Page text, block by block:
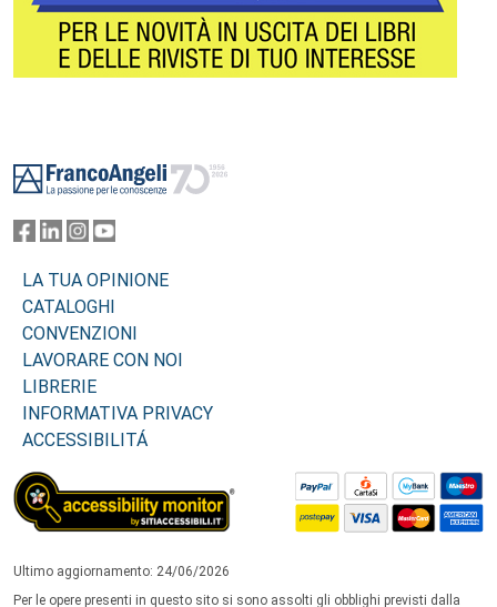
LA TUA OPINIONE
CATALOGHI
CONVENZIONI
LAVORARE CON NOI
LIBRERIE
INFORMATIVA PRIVACY
ACCESSIBILITÁ
Ultimo aggiornamento: 24/06/2026
Per le opere presenti in questo sito si sono assolti gli obblighi previsti dalla